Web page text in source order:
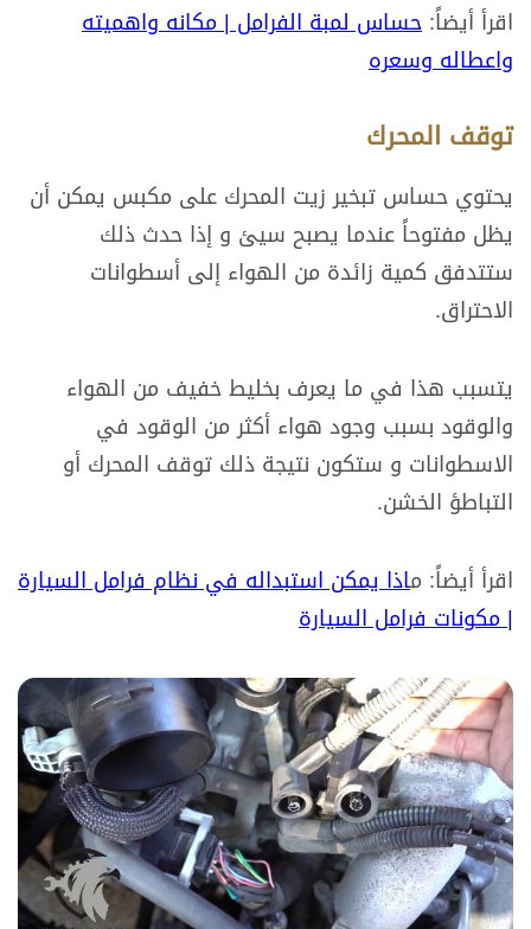
اقرأ أيضاً: حساس لمبة الفرامل | مكانه واهميته
واعطاله وسعره
توقف المحرك
يحتوي حساس تبخير زيت المحرك على مكبس يمكن أن
يظل مفتوحاً عندما يصبح سيئ و إذا حدث ذلك
ستتدفق كمية زائدة من الهواء إلى أسطوانات
الاحتراق.
يتسبب هذا في ما يعرف بخليط خفيف من الهواء
والوقود بسبب وجود هواء أكثر من الوقود في
الاسطوانات و ستكون نتيجة ذلك توقف المحرك أو
التباطؤ الخشن.
اقرأ أيضاً: ماذا يمكن استبداله في نظام فرامل السيارة
| مكونات فرامل السيارة